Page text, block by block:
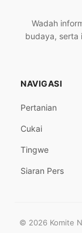
Wadah
budaya, serta
NAVIGASI
Pertanian
Cukai
Tingwe
Siaran Pers
© 2026 Komite